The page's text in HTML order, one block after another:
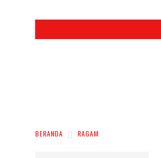
BERANDA RAGAM